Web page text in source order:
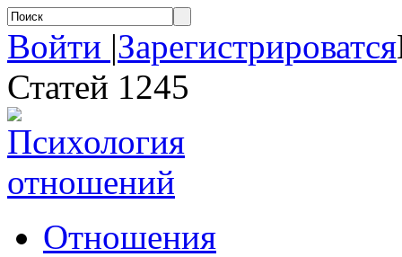
Войти |Зарегистрироватся
Статей 1245
Отношения